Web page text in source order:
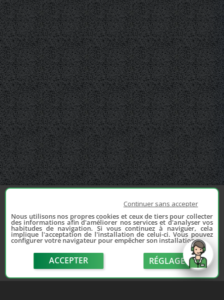
Continuer sans accepter
Nous utilisons nos propres cookies et ceux de tiers pour collecter
des informations afin d'améliorer nos services et d'analyser vos
habitudes de navigation. Si vous continuez à naviguer, cela
implique l'acceptation de l'installation de celui-ci. Vous pouvez
configurer votre navigateur pour empêcher son installation.
ACCEPTER RÉGLAGE